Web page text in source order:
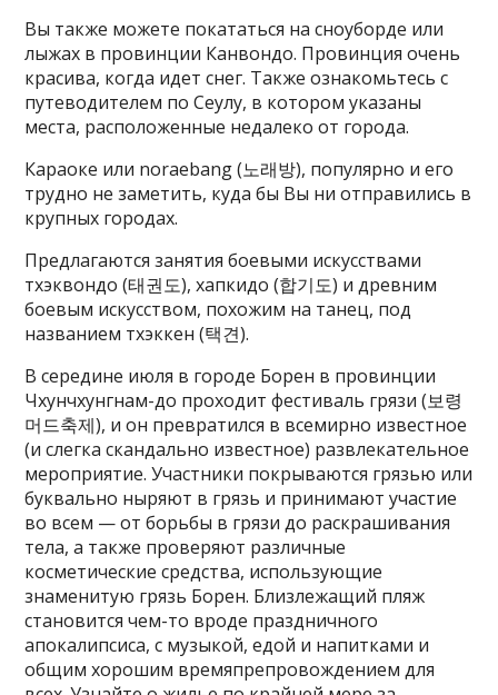
Вы также можете покататься на сноуборде или
лыжах в провинции Канвондо. Провинция очень
красива, когда идет снег. Также ознакомьтесь с
путеводителем по Сеулу, в котором указаны
места, расположенные недалеко от города.
Караоке или noraebang (노래방), популярно и его
трудно не заметить, куда бы Вы ни отправились в
крупных городах.
Предлагаются занятия боевыми искусствами
тхэквондо (태권도), хапкидо (합기도) и древним
боевым искусством, похожим на танец, под
названием тхэккен (택견).
В середине июля в городе Борен в провинции
Чхунчхунгнам-до проходит фестиваль грязи (보령
머드축제), и он превратился в всемирно известное
(и слегка скандально известное) развлекательное
мероприятие. Участники покрываются грязью или
буквально ныряют в грязь и принимают участие
во всем — от борьбы в грязи до раскрашивания
тела, а также проверяют различные
косметические средства, использующие
знаменитую грязь Борен. Близлежащий пляж
становится чем-то вроде праздничного
апокалипсиса, с музыкой, едой и напитками и
общим хорошим времяпрепровождением для